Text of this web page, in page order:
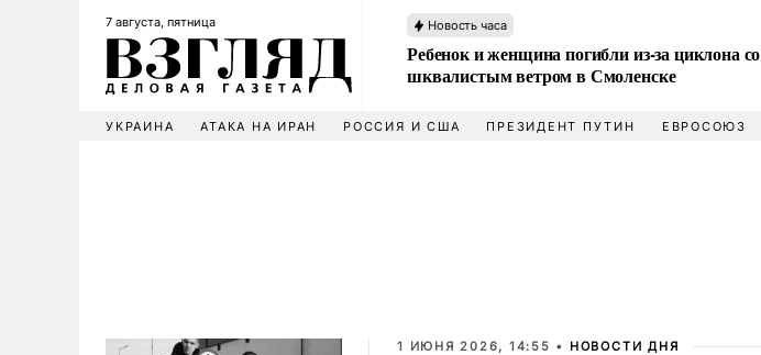
7 августа, пятница Новость часа
Ребенок и женщина погибли из-за циклона со
шквалистым ветром в Смоленске
УКРАИНА АТАКА НА ИРАН РОССИЯ И США ПРЕЗИДЕНТ ПУТИН ЕВРОСОЮЗ
1 ИЮНЯ 2026, 14:55 • НОВОСТИ ДНЯ